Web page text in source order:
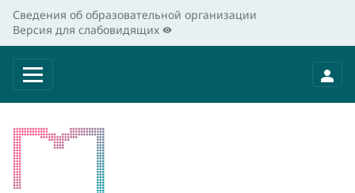
Сведения об образовательной организации
Версия для слабовидящих